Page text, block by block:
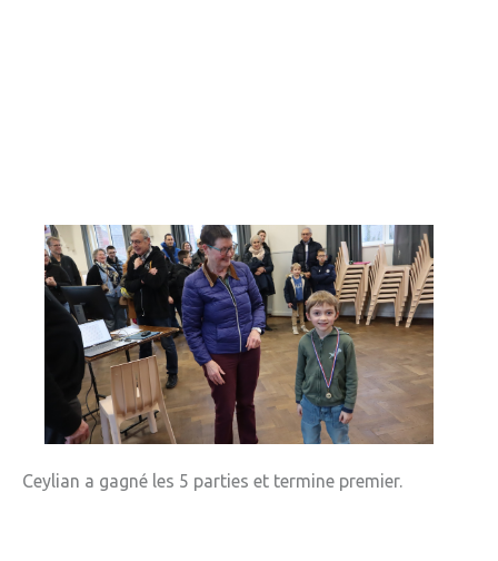
» Culture et loisirs
» Cercle d’Echecs
» Club de reliure
» La clé des chants
» Jpeuxpasjaichorale
Ceylian a gagné les 5 parties et termine premier.